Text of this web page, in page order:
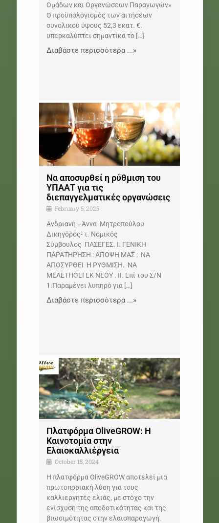
Ομάδων και Οργανώσεων Παραγωγών»
Ο προϋπολογισμός των αιτήσεων
συνολικού ύψους 52,3 εκατ. €.
υπερκαλύπτει σημαντικά το[…]
Διαβάστε περισσότερα ...»
Να αποσυρθεί η ρύθμιση του
ΥΠΑΑΤ για τις
διεπαγγελματικές οργανώσεις
February 5, 2025
Ανδριανή –Άννα Μητροπούλου
Δικηγόρος- τ. Νομικός
Σύμβουλος ΠΑΣΕΓΕΣ. Ι. ΓΕΝΙΚΗ
ΠΑΡΑΤΗΡΗΣΗ : ΑΠΟΨΗ ΜΑΣ : ΝΑ
ΑΠΟΣΥΡΘΕΙ Η ΡΥΘΜΙΣΗ. ΝΑ
ΜΕΛΕΤΗΘΕΙ ΕΚ ΝΕΟΥ . ΙΙ. Επί του Σ/Ν
1.Παραμένει λυπηρό για[…]
Διαβάστε περισσότερα ...»
Πλατφόρμα OliveGROW: Η
Καινοτομία στην
Ελαιοκαλλιέργεια
October 15, 2024
Η πλατφόρμα OliveGROW αποτελεί μια
πρωτοποριακή λύση για τους
καλλιεργητές ελιάς, με στόχο την
ενίσχυση της αποδοτικότητας και της
βιωσιμότητας στην ελαιοπαραγωγή.